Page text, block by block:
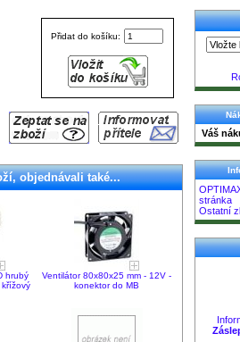
Přidat do košíku:
objednávali také...
hrubý
Ventilátor 80x80x25 mm - 12V -
konektor do MB
Váš
stránka
Ostatní